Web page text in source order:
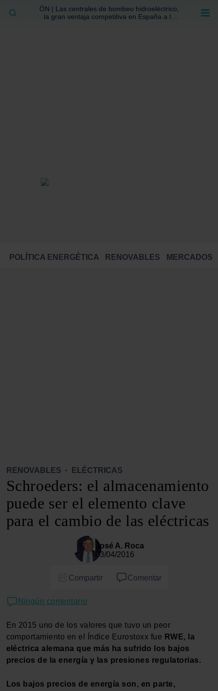
ÓN | Las centrales de bombeo hidroeléctrico,
la gran ventaja competitiva en España a la
POLÍTICA ENERGÉTICA RENOVABLES MERCADOS
BUSCAR
RENOVABLES · ELÉCTRICAS
Schroeders: el almacenamiento
puede ser el elemento clave
para el cambio de las eléctricas
José A. Roca
03/04/2016
Compartir Comentar
Ningún comentario
En 2015 uno de los valores que tuvo un peor
comportamiento en el Índice Eurostoxx fue RWE, la
eléctrica alemana que más ha sufrido los bajos
precios de la energía y las presiones regulatorias.
Los bajos precios de energía son, en parte,